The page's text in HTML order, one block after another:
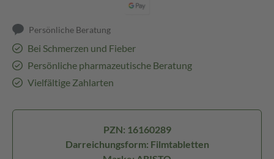
Persönliche Beratung
Bei Schmerzen und Fieber
Persönliche pharmazeutische Beratung
Vielfältige Zahlarten
PZN: 16160289
Darreichungsform: Filmtabletten